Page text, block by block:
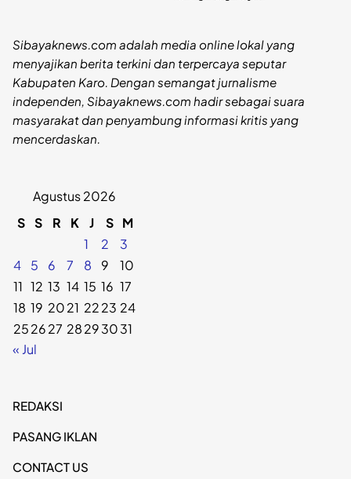
Sibayaknews.com adalah media online lokal yang
menyajikan berita terkini dan terpercaya seputar
Kabupaten Karo. Dengan semangat jurnalisme
independen, Sibayaknews.com hadir sebagai suara
masyarakat dan penyambung informasi kritis yang
mencerdaskan.
Agustus 2026
S S R K J S M
1
2
3
4
5 6 7 8 9
10
11 12 13 14 15 16 17
18 19 2021 2223 24
252627 28293031
« Jul
REDAKSI
PASANG IKLAN
CONTACT US